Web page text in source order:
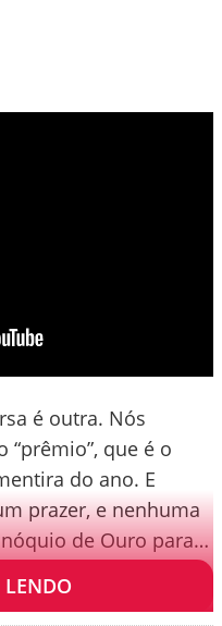
é outra. Nós
que é o
do ano. E
prazer, e nenhuma
de Ouro para…